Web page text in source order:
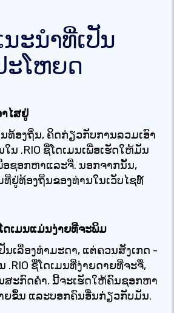
ະນໍາທີ່ເປັນ
ະໂຫຍດ
ໄສຢູ່
ທ້ອງຖິ່ນ, ຄິດກ່ຽວກັບການລວມເອົາ
ນ .RIO ຊື່ໂດເມນເພື່ອເຮັດໃຫ້ມັນ
ອຊອກຫາແລະຈື່. ນອກຈາກນັ້ນ,
ຢູ່ທ້ອງຖິ່ນຂອງທ່ານໃນເວັບໄຊທ໌
ດເມນແມ່ນງ່າຍທີ່ຈະພິມ
ນເລື່ອງທຳມະດາ, ແຕ່ຄວນສັງເກດ -
.RIO ຊື່ໂດເມນທີ່ງ່າຍດາຍທີ່ຈະຈື່,
ສະກົດຄໍາ. ນີ້ຈະເຮັດໃຫ້ຄົນຊອກຫາ
ຍຂຶ້ນ ແລະບອກຄົນອື່ນກ່ຽວກັບມັນ.